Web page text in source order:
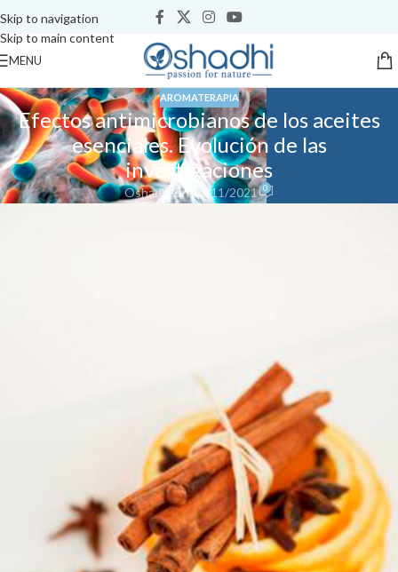
Skip to navigation
Skip to main content
MENU
AROMATERAPIA
Efectos antimicrobianos de los aceites
esenciales. Evolución de las
investigaciones
Oshadhi On 19/11/2021 0